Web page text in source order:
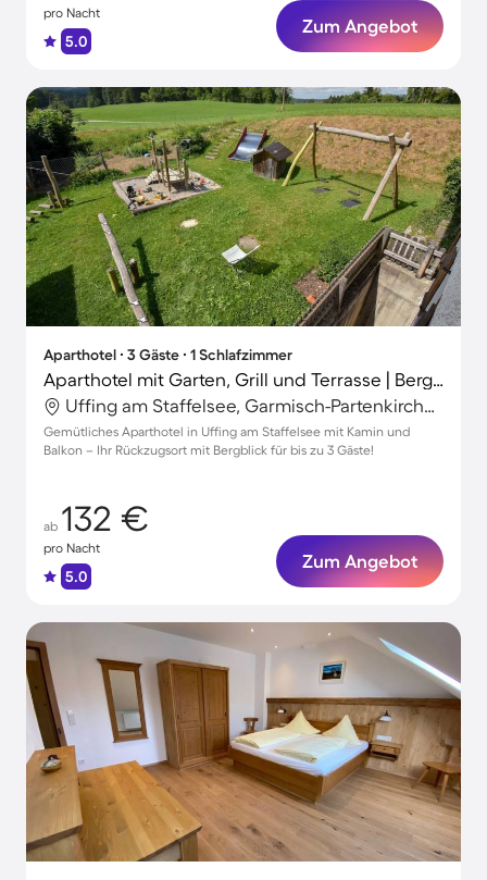
pro Nacht
5.0
Zum Angebot
Aparthotel ∙ 3 Gäste ∙ 1 Schlafzimmer
Aparthotel mit Garten, Grill und Terrasse | Bergblick
Uffing am Staffelsee, Garmisch-Partenkirchen, Deutschland
Gemütliches Aparthotel in Uffing am Staffelsee mit Kamin und
Balkon – Ihr Rückzugsort mit Bergblick für bis zu 3 Gäste!
ab 132 €
pro Nacht
5.0
Zum Angebot